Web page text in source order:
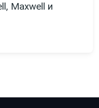
Maxwell и